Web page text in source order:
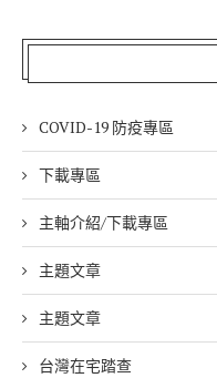
COVID-19 防疫專區
下載專區
主軸介紹/下載專區
主題文章
主題文章
台灣在宅踏查